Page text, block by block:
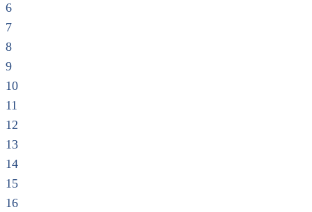
6
7
8
9
10
11
12
13
14
15
16